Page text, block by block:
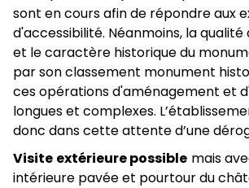
sont en cours afin de répondre aux
d'accessibilité. Néanmoins, la
et le caractère historique du
par son classement monument
ces opérations d'aménagement et
longues et complexes.
donc dans cette attente d’une
Visite extérieure possible mais
intérieure pavée et pourtour du